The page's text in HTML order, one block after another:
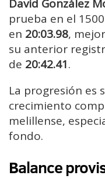
David González
prueba en el
en 20:03.98,
su anterior
de 20:42.41.
La progresión es
crecimiento
melillense,
fondo.
Balance